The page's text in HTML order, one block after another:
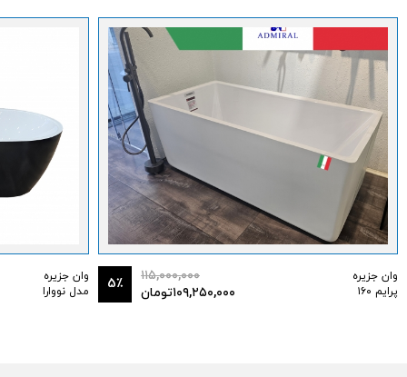
وان جزیره
پرایم ۱۶۰
۱۱۵,۰۰۰,۰۰۰
۱۰۹,۲۵۰,۰۰۰تومان 5٪
وان جزیره
مدل نووارا